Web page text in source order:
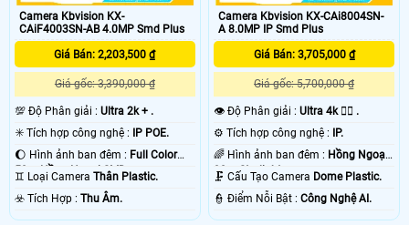
Camera Kbvision KX-
CAiF4003SN-AB 4.0MP Smd Plus
Giá Bán: 2,203,500 ₫
Giá gốc: 3,390,000 ₫
💯 Độ Phân giải : Ultra 2k + .
✳️ Tích hợp công nghệ : IP POE.
🌔 Hình ảnh ban đêm : Full Color
50m Hồng Ngoại SMD.
♊ Loại Camera Thân Plastic.
️☣️ Tích Hợp : Thu Âm.
Camera Kbvision KX-CAi8004SN-
A 8.0MP IP Smd Plus
Giá Bán: 3,705,000 ₫
Giá gốc: 5,700,000 ₫
👁 Độ Phân giải :Ultra 4k 👍🏾 .
⚙ Tích hợp công nghệ : IP.
🌈 Hình ảnh ban đêm : Hồng Ngoại
30m Starlight.
🗜️ Cấu Tạo Camera Dome Plastic.
️👮 Điểm Nỗi Bật :Công Nghệ AI.